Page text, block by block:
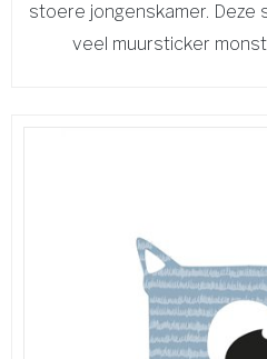
stoere jongenskamer.
veel muursticker